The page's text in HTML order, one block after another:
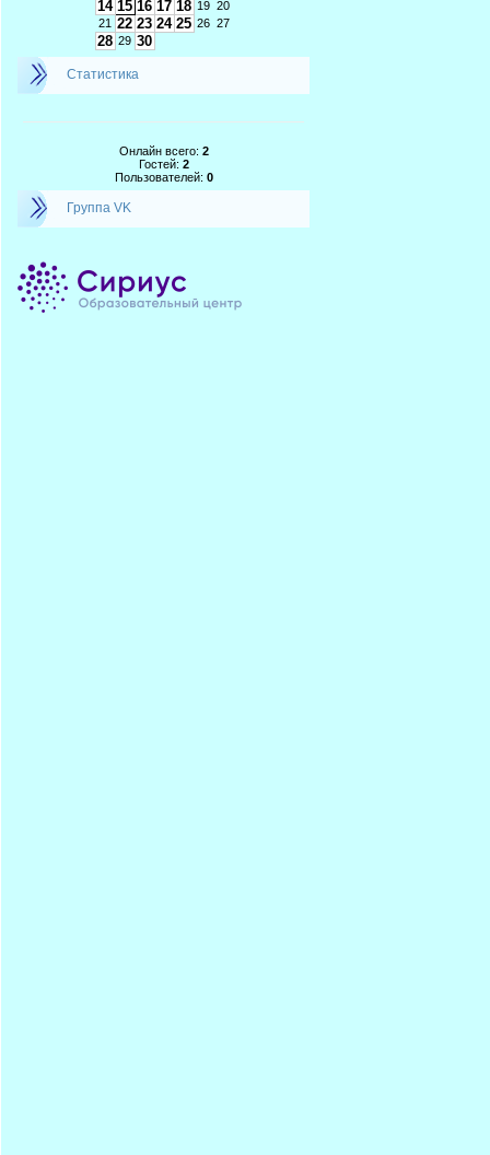
14 15 16 17 18 19 20
21 22 23 24 25 26 27
28 29 30
Статистика
Онлайн всего: 2
Гостей: 2
Пользователей: 0
Группа VK